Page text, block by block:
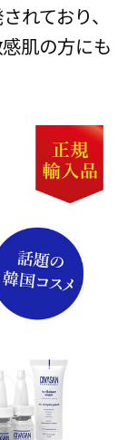
れており、
肌の方にも